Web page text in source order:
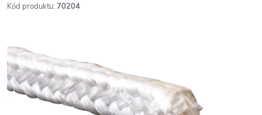
Kód produktu: 70204